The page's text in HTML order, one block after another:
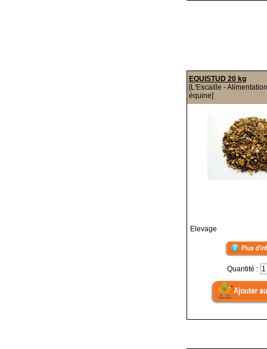
EQUISTUD 20 kg
[L'Escaille - Alimentation
équine]
Elevage
Quantité :